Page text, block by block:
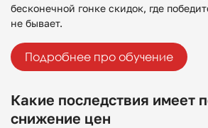
бесконечной гонке скидок, где
не бывает.
Подробнее про обучение
Какие последствия имеет
снижение цен